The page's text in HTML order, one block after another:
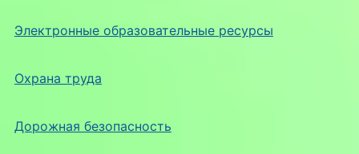
Электронные образовательные ресурсы
Охрана труда
Дорожная безопасность